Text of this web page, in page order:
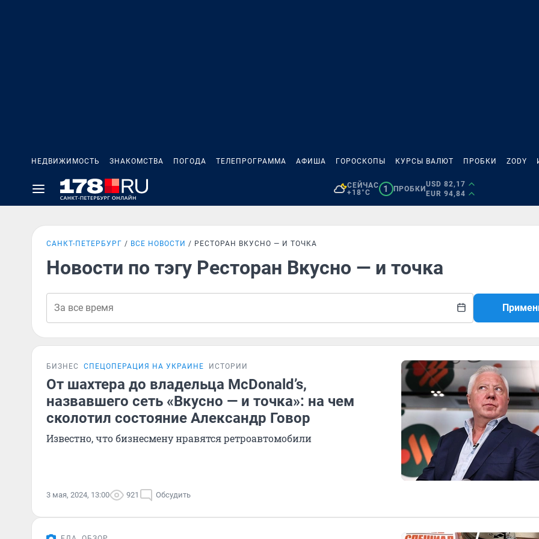
НЕДВИЖИМОСТЬ ЗНАКОМСТВА ПОГОДА ТЕЛЕПРОГРАММА АФИША ГОРОСКОПЫ КУРСЫ ВАЛЮТ ПРОБКИ ZODY
СЕЙЧАС
+18°C
1 ПРОБКИ
USD 82,17
EUR 94,84
САНКТ-ПЕТЕРБУРГ ВСЕ НОВОСТИ РЕСТОРАН ВКУСНО — И ТОЧКА
Новости по тэгу Ресторан Вкусно — и точка
БИЗНЕС СПЕЦОПЕРАЦИЯ НА УКРАИНЕ ИСТОРИИ
От шахтера до владельца McDonald’s,
назвавшего сеть «Вкусно — и точка»: на чем
сколотил состояние Александр Говор
Известно, что бизнесмену нравятся ретроавтомобили
3 мая, 2024, 13:00 921 Обсудить